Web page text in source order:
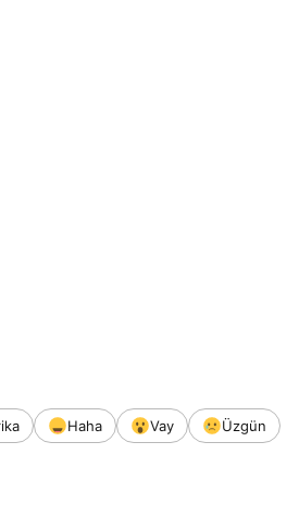
Haha Vay
Üzgün